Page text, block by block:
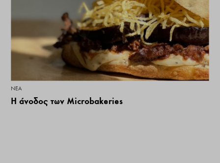
ΝΕΑ
Η άνοδος των Microbakeries